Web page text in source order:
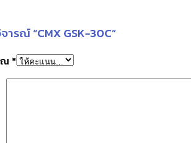
รณ์ “CMX GSK-30C”
ณ *